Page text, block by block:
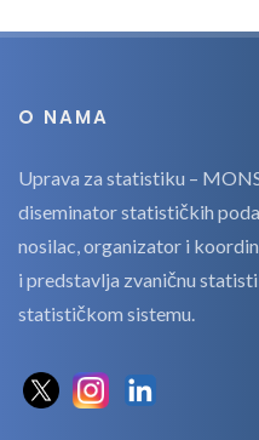
O NAMA
Uprava za statistiku –
diseminator statističkih
nosilac, organizator i
i predstavlja zvaničnu
statističkom sistemu.